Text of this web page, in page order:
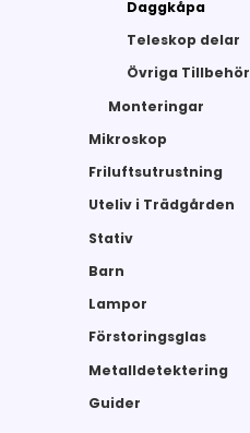
Daggkåpa
Teleskop delar
Övriga Tillbehör
Monteringar
Mikroskop
Friluftsutrustning
Uteliv i Trädgården
Stativ
Barn
Lampor
Förstoringsglas
Metalldetektering
Guider